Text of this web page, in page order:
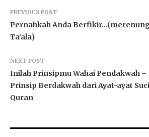
PREVIOUS POST
Pernahkah Anda
Ta’ala)
NEXT POST
Inilah Prinsipmu Wahai Pendakwah –
Prinsip Berdakwah dari Ayat-ayat
Quran